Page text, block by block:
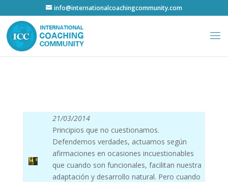
info@internationalcoachingcommunity.com
21/03/2014
Principios que no cuestionamos.
Defendemos verdades, actuamos según
afirmaciones en ocasiones incuestionables
que cuando son funcionales, facilitan nuestra
adaptación y desarrollo natural. Pero cuando